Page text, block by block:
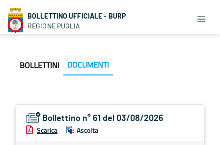
BOLLETTINO UFFICIALE - BURP
REGIONE PUGLIA
BOLLETTINI DOCUMENTI
Bollettino n° 61 del 03/08/2026
Scarica Ascolta